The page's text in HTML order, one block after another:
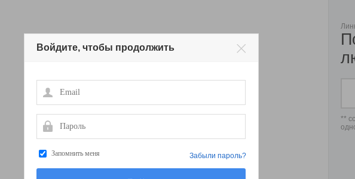
**
Войдите, чтобы продолжить
Email
Пароль
Запомнить меня Забыли пароль?